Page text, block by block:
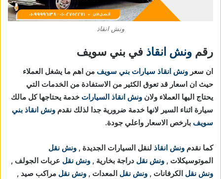
ونش انقاذ
رقم ونش انقاذ في بني سويف
ان سعر ونش انقاذ سيارات بني سويف من اهم ما يشغل العملاء
حيث ان اسعار قد تعوق الكثير من الاستفادة من الخدمات التي
يحتاج اليها العملاء ولان ونش انقاذ السيارات خدمة يحتاجها كل مالك
سيارة اثناء السير لانها خدمة ضرورية جدا لذلك نقدم ونش انقاذ بني
سويف بارخص الاسعار واعلي جودة.
كما نقدم ونش انقاذ لنقل السيارات الجديدة , ونش نقل
الموتوسيكلات , ونش نقل دراجة بخارية , ونش نقل عربات الجولف ,
ونش نقل الكرفانات , ونش نقل المعدات , ونش نقل مراكب صيد ,